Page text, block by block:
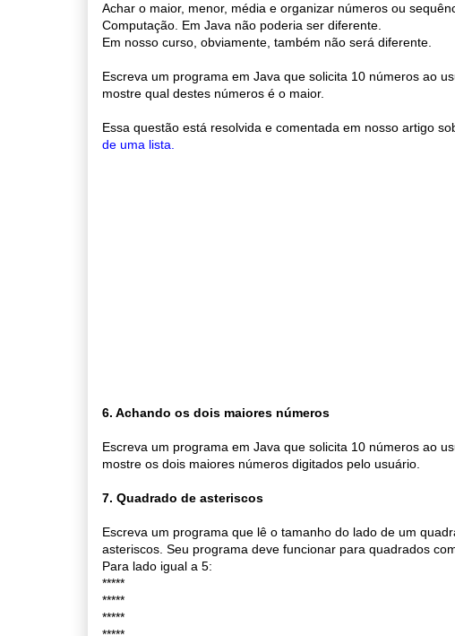
Achar o maior, menor, média e organizar números ou
Computação. Em Java não poderia ser diferente.
Em nosso curso, obviamente, também não será diferente.
Escreva um programa em Java que solicita 10 números ao
mostre qual destes números é o maior.
Essa questão está resolvida e comentada em nosso artigo
de uma lista.
6. Achando os dois maiores números
Escreva um programa em Java que solicita 10 números ao
mostre os dois maiores números digitados pelo usuário.
7. Quadrado de asteriscos
Escreva um programa que lê o tamanho do lado de um
asteriscos. Seu programa deve funcionar para quadrados
Para lado igual a 5:
*****
*****
*****